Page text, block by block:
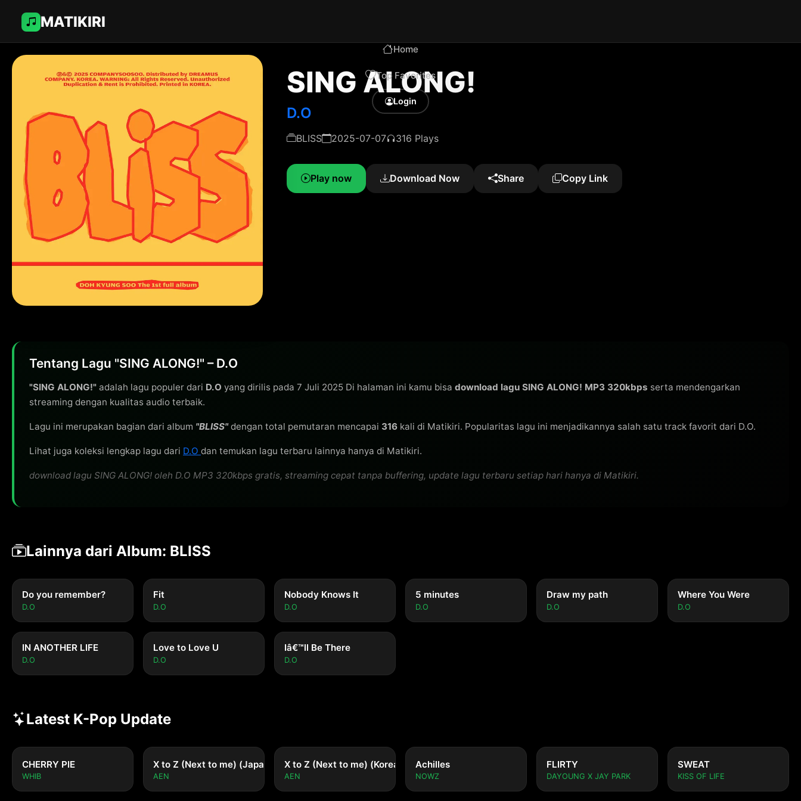
MATIKIRI
Home
Top Favorites
Login
SING ALONG!
D.O
BLISS 2025-07-07 316 Plays
Play now Download Now Share Copy Link
Tentang Lagu "SING ALONG!" – D.O
"SING ALONG!" adalah lagu populer dari D.O yang dirilis pada 7 Juli 2025 Di halaman ini kamu bisa download lagu SING ALONG! MP3 320kbps serta mendengarkan
streaming dengan kualitas audio terbaik.
Lagu ini merupakan bagian dari album "BLISS"dengan total pemutaran mencapai 316 kali di Matikiri. Popularitas lagu ini menjadikannya salah satu track favorit dari D.O.
Lihat juga koleksi lengkap lagu dari D.O dan temukan lagu terbaru lainnya hanya di Matikiri.
download lagu SING ALONG! oleh D.O MP3 320kbps gratis, streaming cepat tanpa buffering, update lagu terbaru setiap hari hanya di Matikiri.
Lainnya dari Album: BLISS
Do you remember?
D.O
Fit
D.O
Nobody Knows It
D.O
5 minutes
D.O
Draw my path
D.O
Where You Were
D.O
IN ANOTHER LIFE
D.O
Love to Love U
D.O
Iâ€™ll Be There
D.O
Latest K-Pop Update
CHERRY PIE
WHIB
X to Z (Next to me) (Japanese ver.)
AEN
X to Z (Next to me) (Korean ver.)
AEN
Achilles
NOWZ
FLIRTY
DAYOUNG X JAY PARK
SWEAT
KISS OF LIFE